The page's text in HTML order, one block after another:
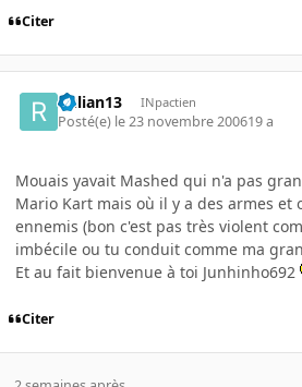
Citer
Rulian13 INpactien
Posté(e) le 23 novembre 200619 a
Mouais yavait Mashed qui n'a pas
Mario Kart mais où il y a des armes et
ennemis (bon c'est pas très violent
imbécile ou tu conduit comme ma
Et au fait bienvenue à toi Junhinho692
Citer